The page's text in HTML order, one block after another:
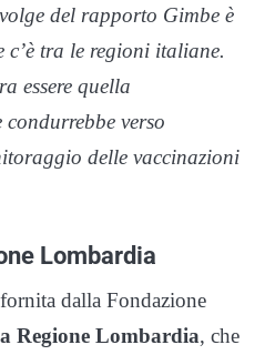
del rapporto Gimbe è
c’è tra le regioni italiane.
essere quella
verso
delle vaccinazioni
Lombardia
dalla Fondazione
Regione Lombardia, che